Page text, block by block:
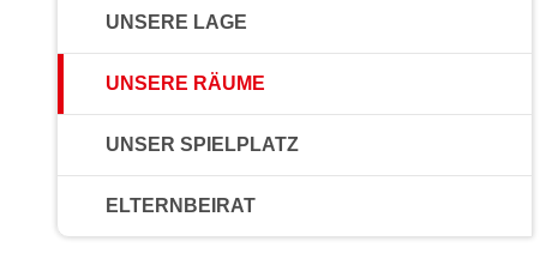
UNSERE LAGE
UNSERE RÄUME
UNSER SPIELPLATZ
ELTERNBEIRAT